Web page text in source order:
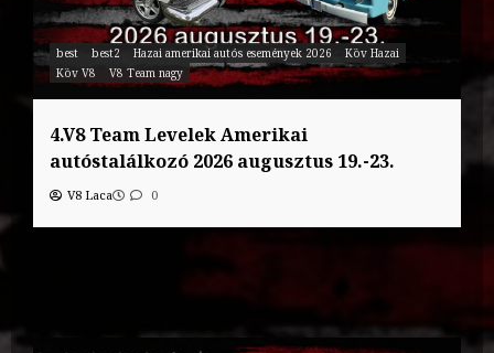
best best2 Hazai amerikai autós események 2026
Köv Hazai
Köv V8
V8 Team nagy
4.V8 Team Levelek Amerikai
autóstalálkozó 2026 augusztus 19.-23.
V8 Laca 0